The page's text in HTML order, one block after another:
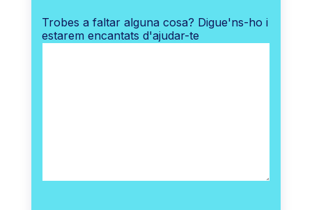
Trobes a faltar alguna cosa? Digue'ns-ho i
estarem encantats d'ajudar-te